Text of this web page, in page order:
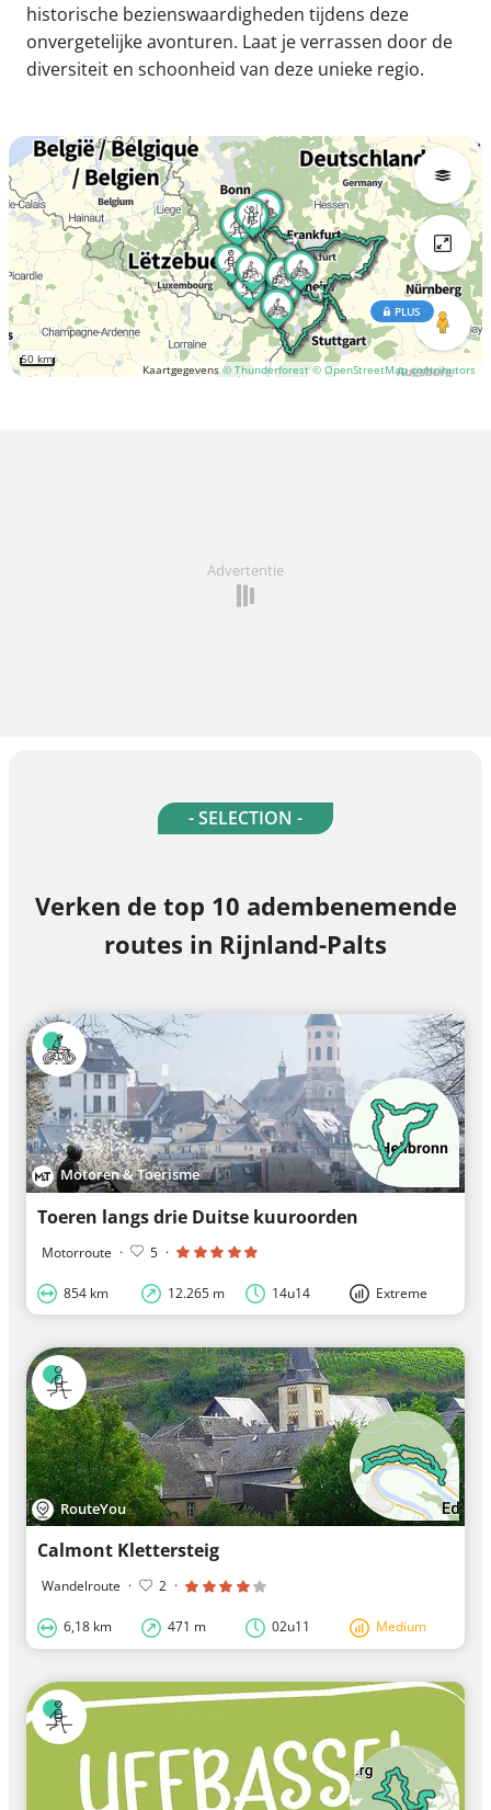
historische bezienswaardigheden tijdens deze
onvergetelijke avonturen. Laat je verrassen door de
diversiteit en schoonheid van deze unieke regio.
Kaartgegevens © Thunderforest © OpenStreetMap contributors
PLUS
50 km
Advertentie
- SELECTION -
Verken de top 10 adembenemende
routes in Rijnland-Palts
Motoren & Toerisme
Toeren langs drie Duitse kuuroorden
Motorroute · 5 ·
854 km 12.265 m 14u14 Extreme
RouteYou
Calmont Klettersteig
Wandelroute · 2 ·
6,18 km 471 m 02u11 Medium